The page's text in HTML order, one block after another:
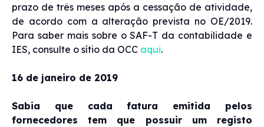
prazo de três meses após a cessação de atividade,
de acordo com a alteração prevista no OE/2019.
Para saber mais sobre o SAF-T da contabilidade e
IES, consulte o sítio da OCC aqui.
16 de janeiro de 2019
Sabia que cada fatura emitida pelos
fornecedores tem que possuir um registo